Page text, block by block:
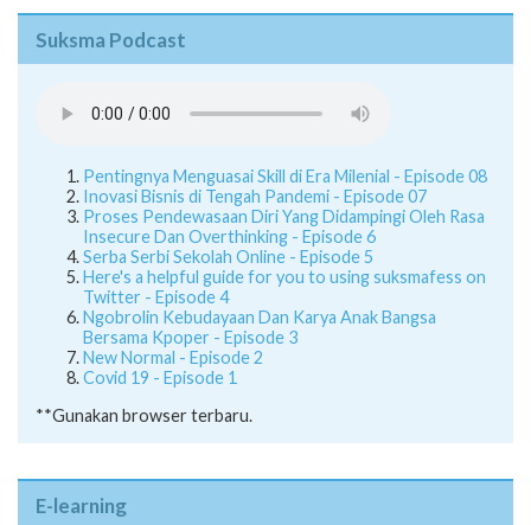
Suksma Podcast
Pentingnya Menguasai Skill di Era Milenial - Episode 08
Inovasi Bisnis di Tengah Pandemi - Episode 07
Proses Pendewasaan Diri Yang Didampingi Oleh Rasa
Insecure Dan Overthinking - Episode 6
Serba Serbi Sekolah Online - Episode 5
Here's a helpful guide for you to using suksmafess on
Twitter - Episode 4
Ngobrolin Kebudayaan Dan Karya Anak Bangsa
Bersama Kpoper - Episode 3
New Normal - Episode 2
Covid 19 - Episode 1
**Gunakan browser terbaru.
E-learning